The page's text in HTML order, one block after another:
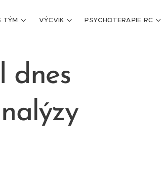
TÝM VÝCVIK PSYCHOTERAPIE RC
dnes